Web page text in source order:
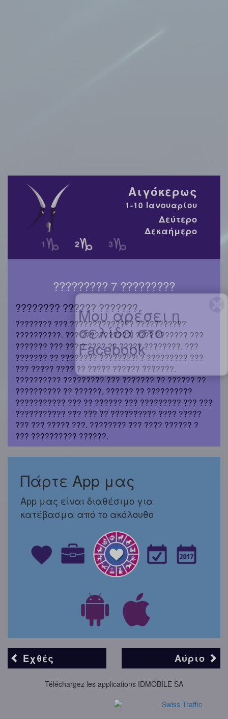
Αιγόκερως
1-10 Ιανουαρίου
Δεύτερο
Δεκαήμερο
????????? 7 ?????????
???????? ?????? ???????
???????? ??? ?????????????? ???????????
??????????. ??? ???????????! ???? ??????? ???
??????? ??? ??? ? ???? ?? ????? ????????. ???
??????? ?? ???????? ????????! ? ????????? ???
??? ????? ???? ?? ????? ?????? ???????.
?????????? ????????? ??? ??????? ?? ?????? ??
?????????? ?? ??????. ?????? ?? ??????????
??????????? ??? ?? ?????? ??? ????????? ??? ???
??????????? ??? ??? ?? ?????????? ???? ?????
??? ??? ????? ???. ???????? ??? ???? ?????? ?
??? ?????????? ??????.
Πάρτε App μας
App μας είναι διαθέσιμο για
κατέβασμα από το ακόλουθο
Εχθές Αύριο
Téléchargez les applications IDMOBILE SA
Μου αρέσει η
σελίδα στο
Facebook